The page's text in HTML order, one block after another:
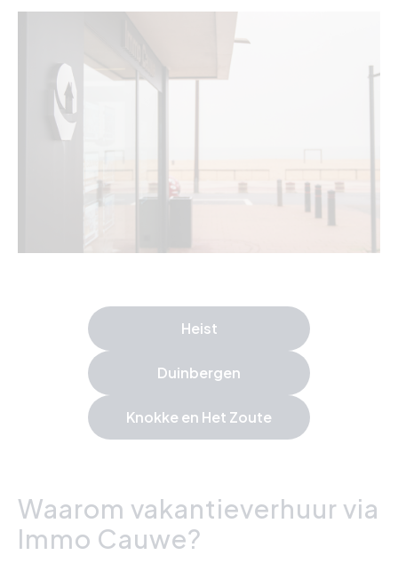
Heist
Duinbergen
Knokke en Het Zoute
Waarom vakantieverhuur via
Immo Cauwe?